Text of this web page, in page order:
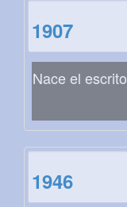
1907
Nace el
1946